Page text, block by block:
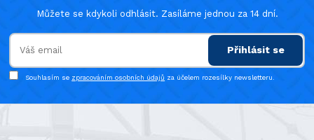
Můžete se kdykoli odhlásit. Zasíláme jednou za 14 dní.
Přihlásit se
Souhlasím se zpracováním osobních údajů za účelem rozesílky newsletteru.